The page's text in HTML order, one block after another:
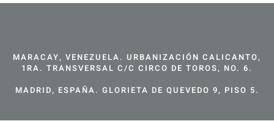
MARACAY, VENEZUELA. URBANIZACIÓN CALICANTO,
1RA. TRANSVERSAL C/C CIRCO DE TOROS, NO. 6.
MADRID, ESPAÑA. GLORIETA DE QUEVEDO 9, PISO 5.